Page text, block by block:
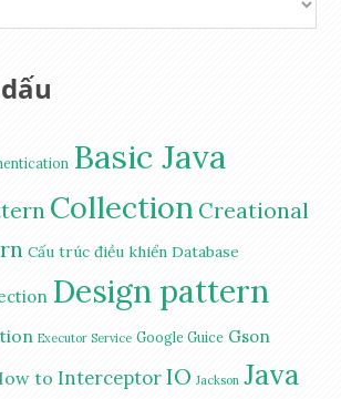
Basic Java
Collection Creational
Cấu trúc điều khiển Database
Design pattern
Executor Service Google Guice Gson
to InterceptorIO Jackson Java